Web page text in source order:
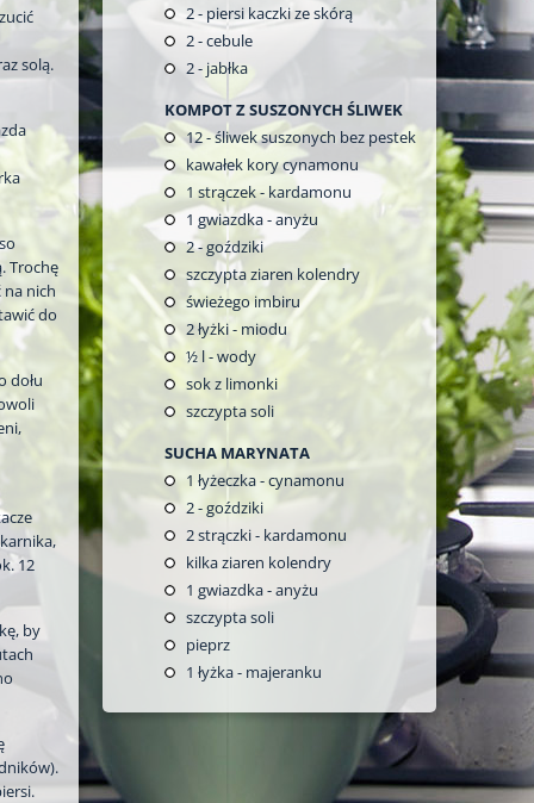
solą.
Trochę
na nich
do
dołu
12
by
2- piersi kaczki ze skórą
2- cebule
2- jabłka
KOMPOT Z SUSZONYCH ŚLIWEK
12- śliwek suszonych bez pestek
kawałek kory cynamonu
1 strączek - kardamonu
1 gwiazdka - anyżu
2- goździki
szczypta ziaren kolendry
świeżego imbiru
2łyżki - miodu
½ l - wody
sok z limonki
szczypta soli
SUCHA MARYNATA
1 łyżeczka - cynamonu
2- goździki
2strączki - kardamonu
kilka ziaren kolendry
1 gwiazdka - anyżu
szczypta soli
pieprz
1 łyżka - majeranku